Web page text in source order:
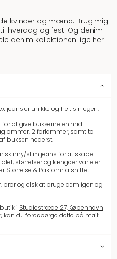
kvinder og mænd. Brug mig
hverdag og fest. Og denim
denim kollektionen lige her
jeans er unikke og helt sin egen.
for at give bukserne en mid-
2 forlommer, samt to
buksen nederst.
skinny/slim jeans for at skabe
størrelser og længder varierer.
Størrelse & Pasform afsnittet.
bror og elsk at bruge dem igen og
i Studiestræde 27, København
kan du forespørge dette på mail: